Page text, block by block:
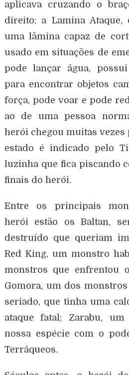
aplicava cruzando o
direito; a Lamina
uma lâmina capaz de
usado em situações de
pode lançar água,
para encontrar objetos
força, pode voar e pode
ao de uma pessoa
herói chegou muitas vezes
estado é indicado pelo
luzinha que fica piscando
finais do herói.
Entre os principais
herói estão os Baltan,
destruído que queriam
Red King, um monstro
monstros que enfrentou
Gomora, um dos
seriado, que tinha uma
ataque fatal; Zarabu,
nossa espécie com o
Terráqueos.